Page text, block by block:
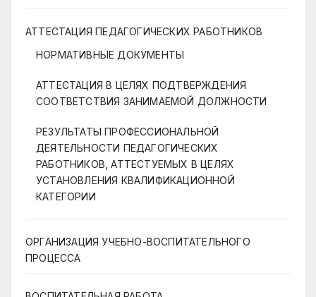
АТТЕСТАЦИЯ ПЕДАГОГИЧЕСКИХ РАБОТНИКОВ
НОРМАТИВНЫЕ ДОКУМЕНТЫ
АТТЕСТАЦИЯ В ЦЕЛЯХ ПОДТВЕРЖДЕНИЯ
СООТВЕТСТВИЯ ЗАНИМАЕМОЙ ДОЛЖНОСТИ
РЕЗУЛЬТАТЫ ПРОФЕССИОНАЛЬНОЙ
ДЕЯТЕЛЬНОСТИ ПЕДАГОГИЧЕСКИХ
РАБОТНИКОВ, АТТЕСТУЕМЫХ В ЦЕЛЯХ
УСТАНОВЛЕНИЯ КВАЛИФИКАЦИОННОЙ
КАТЕГОРИИ
ОРГАНИЗАЦИЯ УЧЕБНО-ВОСПИТАТЕЛЬНОГО
ПРОЦЕССА